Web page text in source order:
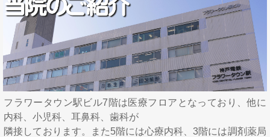
フラワータウン駅ビル7階は医療フロアとなっており、他に
内科、小児科、耳鼻科、歯科が
隣接しております。また5階には心療内科、3階には調剤薬局